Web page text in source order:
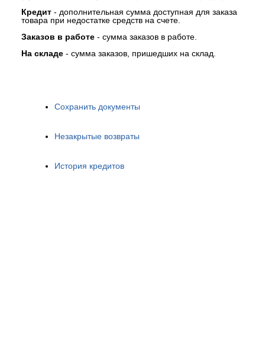
Кредит - дополнительная сумма доступная для заказа
товара при недостатке средств на счете.
Заказов в работе - сумма заказов в работе.
На складе - сумма заказов, пришедших на склад.
Сохранить документы
Незакрытые возвраты
История кредитов